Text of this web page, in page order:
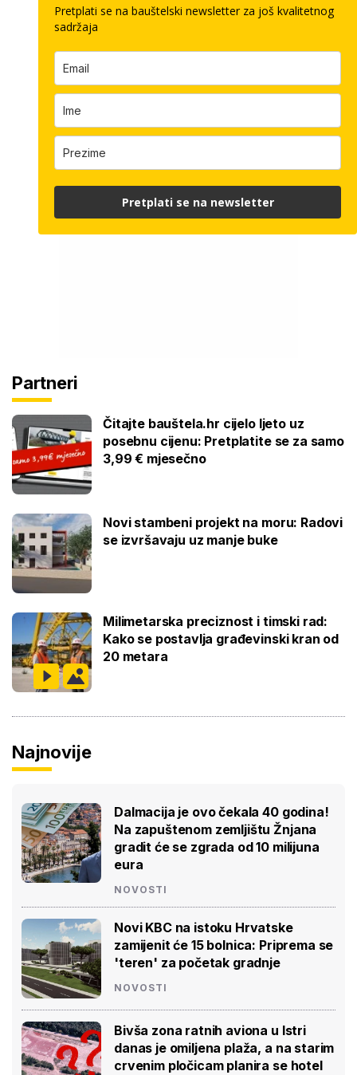
Partneri
Čitajte bauštela.hr cijelo ljeto uz
posebnu cijenu: Pretplatite se za samo
3,99 € mjesečno
Novi stambeni projekt na moru: Radovi
se izvršavaju uz manje buke
Milimetarska preciznost i timski rad:
Kako se postavlja građevinski kran od
20 metara
Najnovije
Dalmacija je ovo čekala 40 godina!
Na zapuštenom zemljištu Žnjana
gradit će se zgrada od 10 milijuna
eura
NOVOSTI
Novi KBC na istoku Hrvatske
zamijenit će 15 bolnica: Priprema se
'teren' za početak gradnje
NOVOSTI
Bivša zona ratnih aviona u Istri
danas je omiljena plaža, a na starim
crvenim pločicam planira se hotel
Pretplati se na bauštelski newsletter za još kvalitetnog
sadržaja
Pretplati se na newsletter